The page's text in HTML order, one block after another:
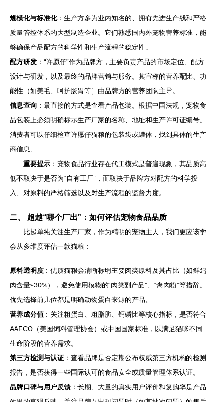
规模化与标准化：生产方多为业内知名的、拥有先进生产线和严格
质量管控体系的大型制造企业。它们熟悉国内外宠物营养标准，能
够确保产品配方的科学性和生产流程的稳定性。
配方研发 ：“许愿仔”作为品牌方，主要负责产品的市场定位、配方
设计与研发，以及最终的品牌营销与服务。其宣称的营养配比、功
能性（如美毛、呵护肠胃等）由品牌方的营养团队主导。
信息查询 ：最直接的方式是查看产品包装。根据中国法规，宠物食
品包装上必须明确标示生产厂家的名称、地址和生产许可证编号。
消费者可以仔细检查许愿仔猫粮的包装袋或罐体，找到具体的生产
商信息。
重要提示 ：宠物食品行业存在代工模式是普遍现象，其品质高
低不取决于是否为“自有工厂”，而取决于品牌方对配方的科学投
入、对原料的严格筛选以及对生产流程的监督力度。
二、 超越“哪个厂出”：如何评估宠物食品品质
比起单纯关注生产厂家，作为精明的宠物主人，我们更应该学
会从多维度评估一款猫粮：
原料透明度 ：优质猫粮会清晰标明主要肉类原料及其占比（如鲜鸡
肉含量≥30%），避免使用模糊的“肉类副产品”、“禽肉粉”等措辞。
优先选择前几位都是明确动物蛋白来源的产品。
营养成分值 ：关注粗蛋白、粗脂肪、钙磷比等核心指标，是否符合
AAFCO（美国饲料管理协会）或中国国家标准，以满足猫咪不同
生命阶段的营养需求。
第三方检测与认证 ：查看品牌是否定期公布权威第三方机构的检测
报告，是否获得一些国际认可的食品安全或质量管理体系认证。
品牌口碑与用户反馈 ：长期、大量的真实用户评价和复购率是产品